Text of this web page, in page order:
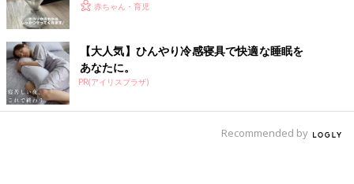
赤ちゃん・育児
【大人気】ひんやり冷感寝具で快適な睡眠を
あなたに。
PR(アイリスプラザ)
Recommended by